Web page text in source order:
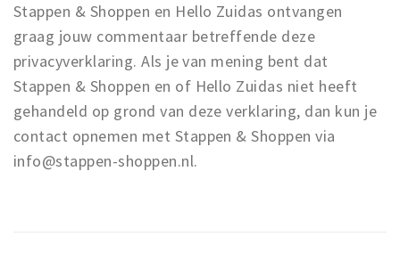
Stappen & Shoppen en Hello Zuidas ontvangen
graag jouw commentaar betreffende deze
privacyverklaring. Als je van mening bent dat
Stappen & Shoppen en of Hello Zuidas niet heeft
gehandeld op grond van deze verklaring, dan kun je
contact opnemen met Stappen & Shoppen via
info@stappen-shoppen.nl.